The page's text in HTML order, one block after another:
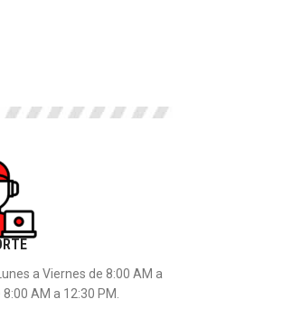
a Viernes de 8:00 AM a
AM a 12:30 PM.